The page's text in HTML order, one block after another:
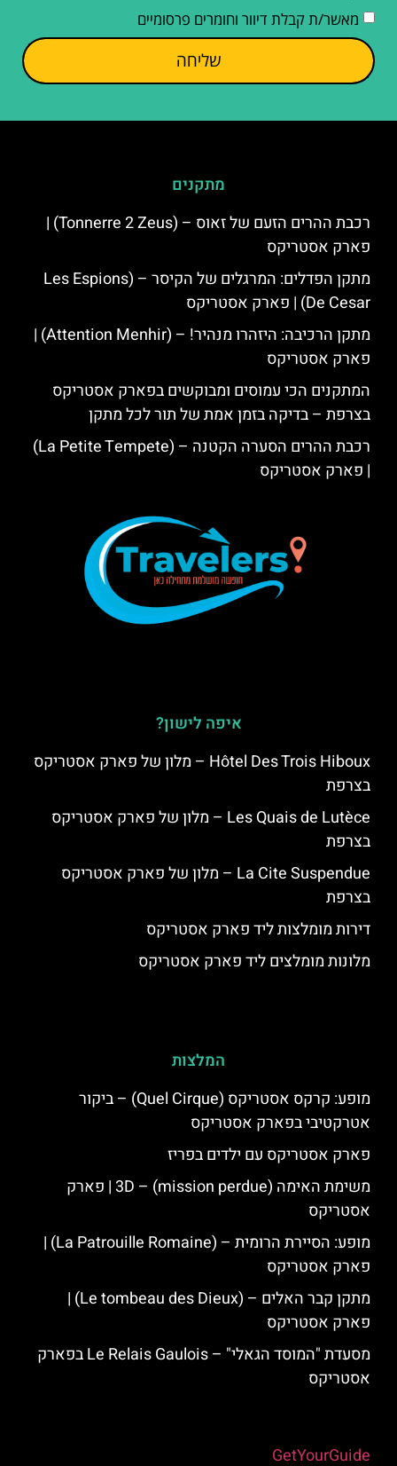
מאשר/ת קבלת דיוור וחומרים פרסומיים
שליחה
מתקנים
רכבת ההרים הזעם של זאוס – (Tonnerre 2 Zeus) |
פארק אסטריקס
מתקן הפדלים: המרגלים של הקיסר – (Les Espions
De Cesar) | פארק אסטריקס
מתקן הרכיבה: היזהרו מנהיר! – (Attention Menhir) |
פארק אסטריקס
המתקנים הכי עמוסים ומבוקשים בפארק אסטריקס
בצרפת – בדיקה בזמן אמת של תור לכל מתקן
רכבת ההרים הסערה הקטנה – (La Petite Tempete)
| פארק אסטריקס
איפה לישון?
Hôtel Des Trois Hiboux – מלון של פארק אסטריקס
בצרפת
Les Quais de Lutèce – מלון של פארק אסטריקס
בצרפת
La Cite Suspendue – מלון של פארק אסטריקס
בצרפת
דירות מומלצות ליד פארק אסטריקס
מלונות מומלצים ליד פארק אסטריקס
המלצות
מופע: קרקס אסטריקס (Quel Cirque) – ביקור
אטרקטיבי בפארק אסטריקס
פארק אסטריקס עם ילדים בפריז
משימת האימה 3D – (mission perdue) | פארק
אסטריקס
מופע: הסיירת הרומית – (La Patrouille Romaine) |
פארק אסטריקס
מתקן קבר האלים – (Le tombeau des Dieux) |
פארק אסטריקס
מסעדת "המוסד הגאלי" – Le Relais Gaulois בפארק
אסטריקס
GetYourGuide